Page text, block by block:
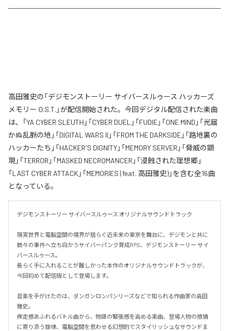
高田雅史の「デジモンストーリー サイバースルゥース ハッカーズ
メモリー O.S.T.」が配信開始された。今回デジタル配信された楽曲
は、「YA CYBER SLEUTH」「CYBER DUEL」「FUDIE」「ONE MIND」「光届
かぬ乱脈の地」「DIGITAL WARS II」「FROM THE DARKSIDE」「路地裏の
ハッカーたち」「HACKER'S DIGNITY」「MEMORY SERVER」「脅威の顕
現」「TERROR」「MASKED NECROMANCER」「浸蝕された理想郷」
「LAST CYBER ATTACK」「MEMORIES (feat. 高田雅史)」を含む全16曲
となっている。
デジモンストーリー サイバースルゥース オリジナルサウンドトラック
現実世界と電脳空間の境界が揺らぐ近未来の東京を舞台に、デジモンと共に
数々の事件へ立ち向かうサイバーパンク育成RPG、デジモンストーリー サイ
バースルゥース。
長らく手に入れることが難しかった本作のオリジナルサウンドトラックが、
今回初めて配信版として登場します。
音楽を手がけたのは、ダンガンロンパシリーズなどで知られる作曲家の高田
雅史。
疾走感あふれるバトル曲から、物語の緊張感を高める楽曲、登場人物の感情
に寄り添う旋律、電脳空間を思わせる幻想的でスタイリッシュなサウンドま